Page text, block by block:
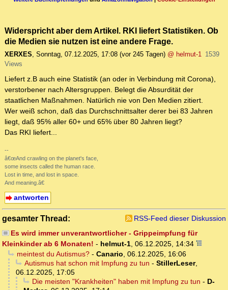
Widerspricht aber dem Artikel. RKI liefert Statistiken. Ob
die Medien sie nutzen ist eine andere Frage.
XERXES, Sonntag, 07.12.2025, 17:08 (vor 245 Tagen) @ helmut-1 1539
Views
Liefert z.B auch eine Statistik (an oder in Verbindung mit Corona),
verstorbener nach Altersgruppen. Belegt die Absurdität der
staatlichen Maßnahmen. Natürlich nie von Den Medien zitiert.
Wer weiß schon, daß das Durchschnittsalter derer bei 83 Jahren
liegt, daß 95% aller 60+ und 65% über 80 Jahren liegt?
Das RKI liefert...
--
â€œAnd crawling on the planet's face,
some insects called the human race.
Lost in time, and lost in space.
And meaning.â€
antworten
gesamter Thread:
RSS-Feed dieser Diskussion
Es wird immer unverantwortlicher - Grippeimpfung für
Kleinkinder ab 6 Monaten! - helmut-1, 06.12.2025, 14:34
meintest du Autismus?- Canario, 06.12.2025, 16:06
Autismus hat schon mit Impfung zu tun - StillerLeser,
06.12.2025, 17:05
Die meisten "Krankheiten" haben mit Impfung zu tun - D-